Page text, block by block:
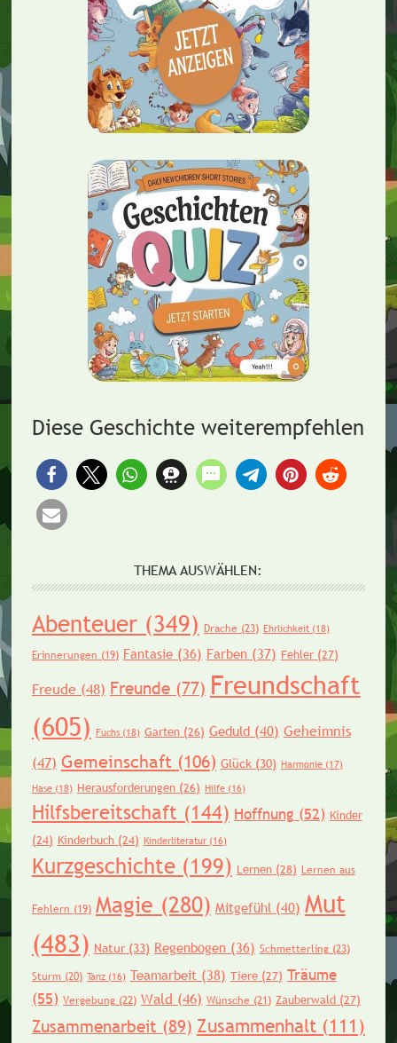
Diese Geschichte weiterempfehlen
THEMA AUSWÄHLEN:
Abenteuer(349) Drache (23) Ehrlichkeit(18)
Erinnerungen (19) Fantasie(36) Farben(37) Fehler(27)
Freude(48) Freunde(77) Freundschaft
(605) Fuchs(18) Garten(26) Geduld(40) Geheimnis
(47) Gemeinschaft(106) Glück(30) Harmonie(17)
Hase(18) Herausforderungen(26) Hilfe(16)
Hilfsbereitschaft (144) Hoffnung (52) Kinder
(24) Kinderbuch(24) Kinderliteratur(16)
Kurzgeschichte(199) Lernen(28) Lernen aus
Fehlern (19) Magie (280) Mitgefühl(40) Mut
(483) Natur(33) Regenbogen(36) Schmetterling(23)
Sturm(20) Tanz(16) Teamarbeit(38) Tiere(27) Träume
(55) Vergebung(22) Wald (46) Wünsche (21) Zauberwald(27)
Zusammenarbeit (89) Zusammenhalt(111)